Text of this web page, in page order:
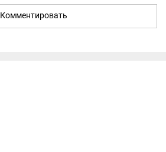
Комментировать